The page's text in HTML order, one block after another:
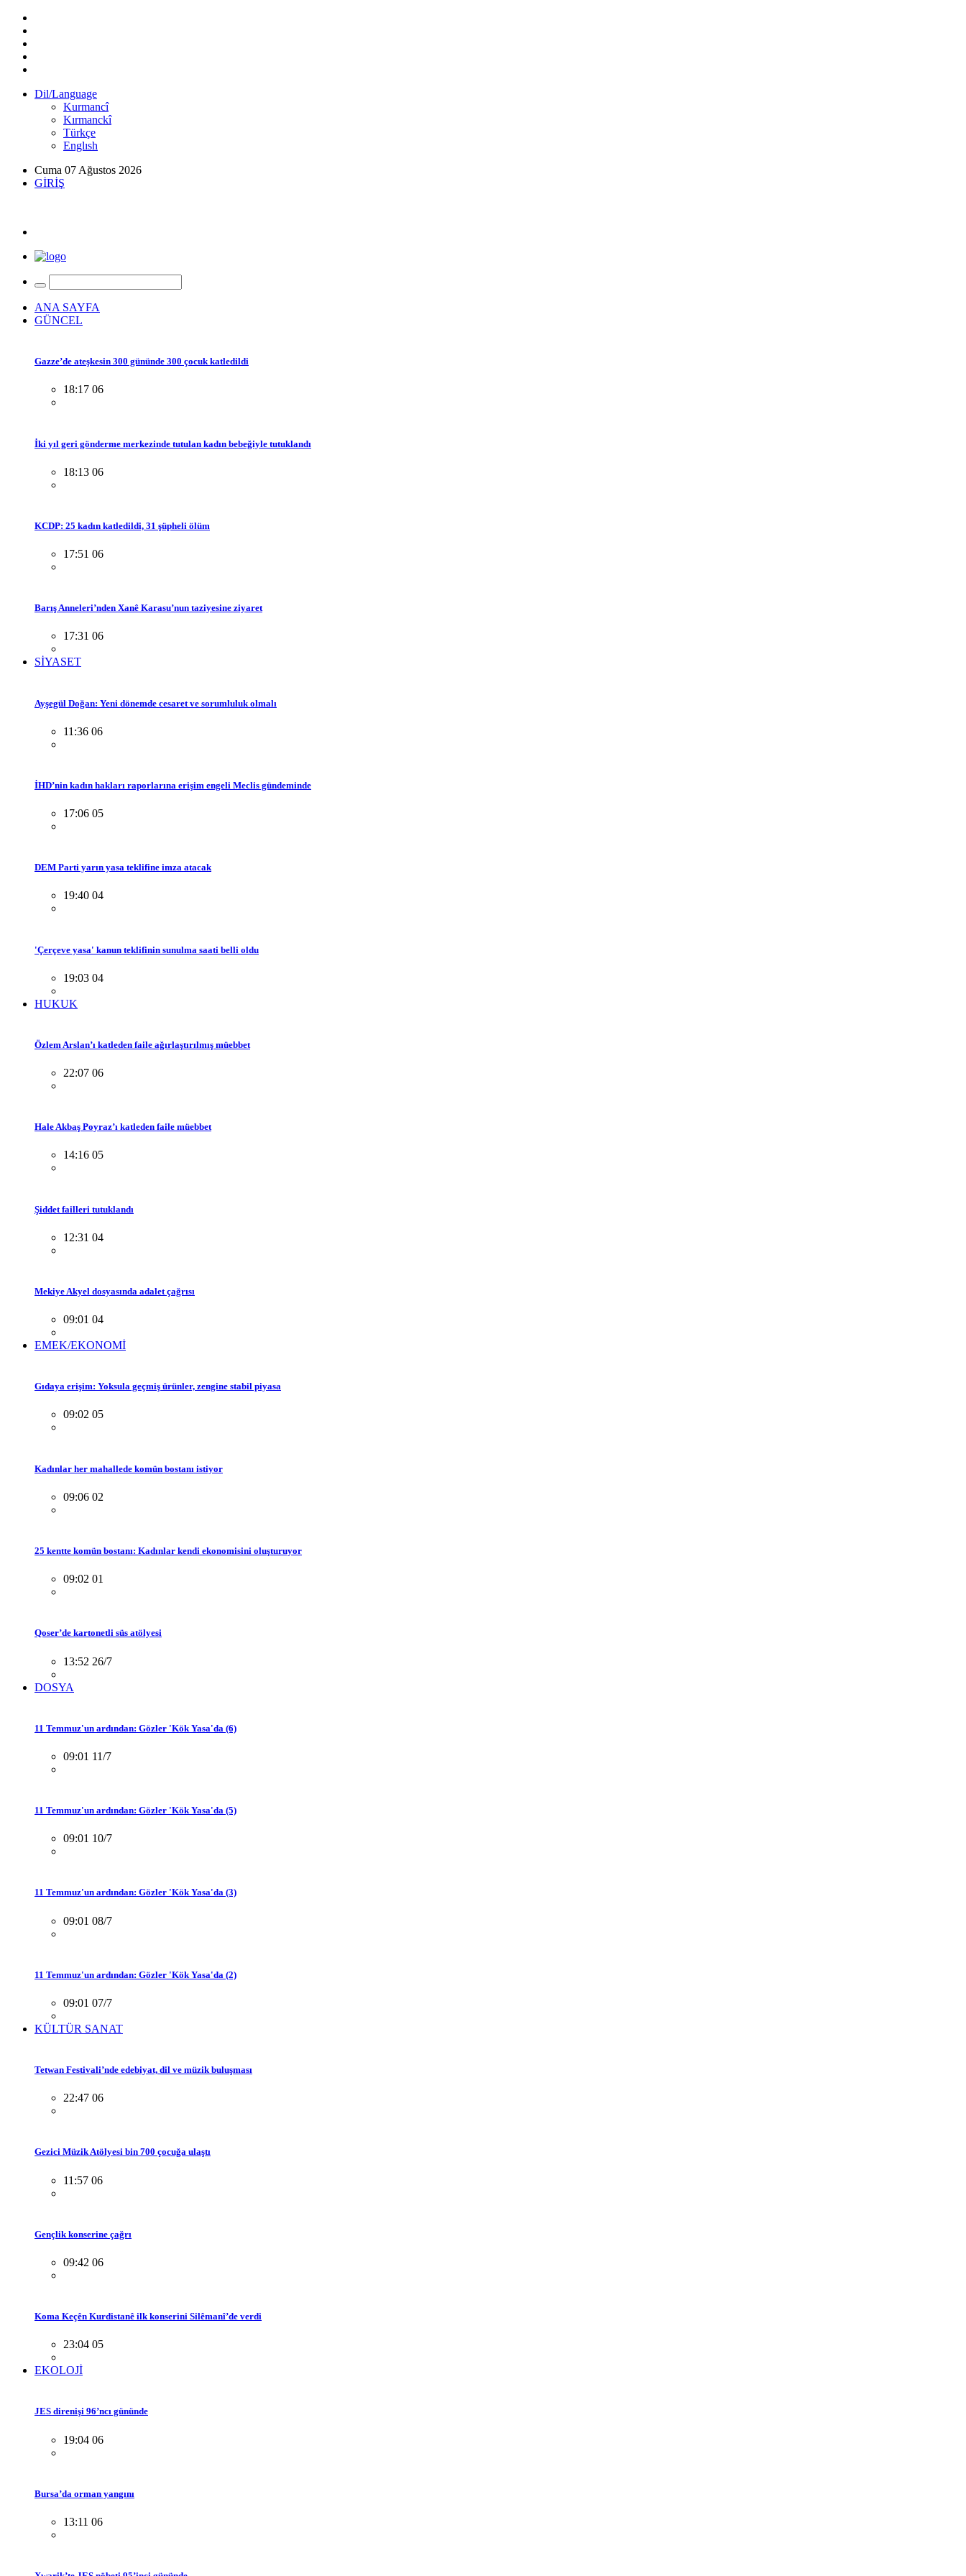
Dil/Language
Kurmancî
Kırmanckî
Türkçe
Englısh
Cuma 07 Ağustos 2026
GİRİŞ
ANA SAYFA
GÜNCEL
Gazze’de ateşkesin 300 gününde 300 çocuk katledildi
18:17 06
İki yıl geri gönderme merkezinde tutulan kadın bebeğiyle tutuklandı
18:13 06
KCDP: 25 kadın katledildi, 31 şüpheli ölüm
17:51 06
Barış Anneleri’nden Xanê Karasu’nun taziyesine ziyaret
17:31 06
SİYASET
Ayşegül Doğan: Yeni dönemde cesaret ve sorumluluk olmalı
11:36 06
İHD’nin kadın hakları raporlarına erişim engeli Meclis gündeminde
17:06 05
DEM Parti yarın yasa teklifine imza atacak
19:40 04
'Çerçeve yasa' kanun teklifinin sunulma saati belli oldu
19:03 04
HUKUK
Özlem Arslan’ı katleden faile ağırlaştırılmış müebbet
22:07 06
Hale Akbaş Poyraz’ı katleden faile müebbet
14:16 05
Şiddet failleri tutuklandı
12:31 04
Mekiye Akyel dosyasında adalet çağrısı
09:01 04
EMEK/EKONOMİ
Gıdaya erişim: Yoksula geçmiş ürünler, zengine stabil piyasa
09:02 05
Kadınlar her mahallede komün bostanı istiyor
09:06 02
25 kentte komün bostanı: Kadınlar kendi ekonomisini oluşturuyor
09:02 01
Qoser’de kartonetli süs atölyesi
13:52 26/7
DOSYA
11 Temmuz'un ardından: Gözler 'Kök Yasa'da (6)
09:01 11/7
11 Temmuz'un ardından: Gözler 'Kök Yasa'da (5)
09:01 10/7
11 Temmuz'un ardından: Gözler 'Kök Yasa'da (3)
09:01 08/7
11 Temmuz'un ardından: Gözler 'Kök Yasa'da (2)
09:01 07/7
KÜLTÜR SANAT
Tetwan Festivali’nde edebiyat, dil ve müzik buluşması
22:47 06
Gezici Müzik Atölyesi bin 700 çocuğa ulaştı
11:57 06
Gençlik konserine çağrı
09:42 06
Koma Keçên Kurdistanê ilk konserini Silêmanî’de verdi
23:04 05
EKOLOJİ
JES direnişi 96’ncı gününde
19:04 06
Bursa’da orman yangını
13:11 06